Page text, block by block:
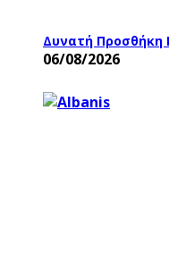
Δυνατή Προσθήκη
06/08/2026